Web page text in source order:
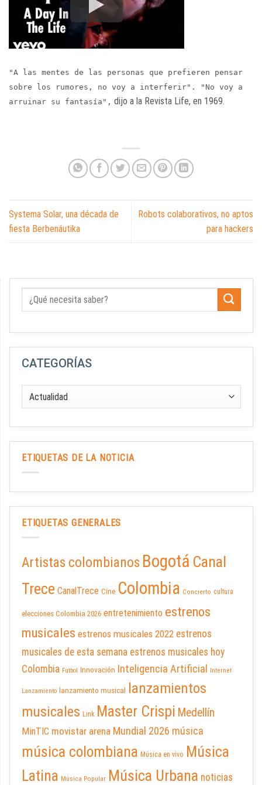
"A las mentes de las personas que prefieren pensar
sobre los rumores, no voy a interferir". "No voy a
arruinar su fantasía", dijo a la Revista Life, en 1969.
Systema Solar, una década de
fiesta Berbenáutika
Robots colaborativos, no aptos
para hackers
CATEGORÍAS
ETIQUETAS DE LA NOTICIA
ETIQUETAS GENERALES
Artistas colombianos Bogotá Canal
Trece CanalTrece Cine Colombia Concierto cultura
elecciones Colombia 2026 entretenimiento estrenos
musicales estrenos musicales 2022 estrenos
musicales de esta semana estrenos musicales hoy
Colombia Futbol Innovación Inteligencia Artificial Internet
Lanzamiento lanzamiento musical lanzamientos
musicales Link Master Crispi Medellín
MinTIC movistar arena Mundial 2026 música
música colombiana Música en vivo Música
Latina Música Popular Música Urbana noticias